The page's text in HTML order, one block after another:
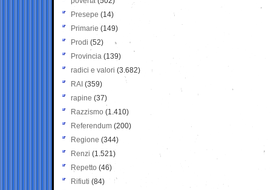
Presepe (14)
Primarie (149)
Prodi (52)
Provincia (139)
radici e valori (3.682)
RAI (359)
rapine (37)
Razzismo (1.410)
Referendum (200)
Regione (344)
Renzi (1.521)
Repetto (46)
Rifiuti (84)